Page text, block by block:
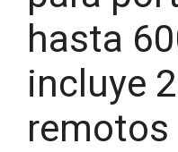
hasta
incluye
remotos